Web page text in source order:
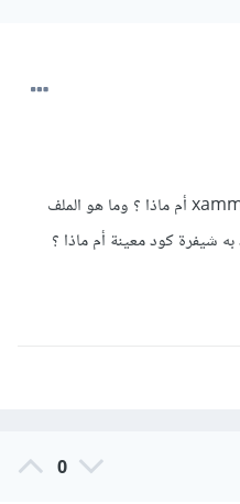
هل تقصد قاعدة البيانات في برنامج xammp أم ماذا ؟ وما هو الملف
شيفرة كود معينة أم ماذا ؟
0